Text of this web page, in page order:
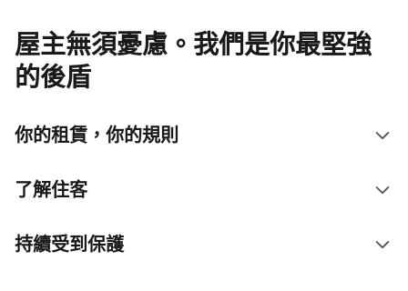
屋主無須憂慮。我們是你最堅強
的後盾
你的租賃，你的規則
了解住客
持續受到保護